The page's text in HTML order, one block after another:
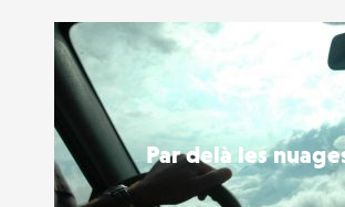
Par delà les